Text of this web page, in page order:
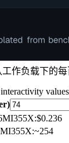
作负载下的
MI355X:$0.236
MI355X:~254